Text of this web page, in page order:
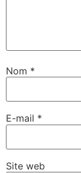
Nom *
E-mail *
Site web